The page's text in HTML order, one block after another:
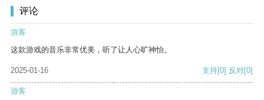
评论
游客
这款游戏的音乐非常优美，听了让人心旷神怡。
2025-01-16 支持[0] 反对[0]
游客